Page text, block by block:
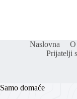
Naslovna O
Prijatelji
Samo domaće